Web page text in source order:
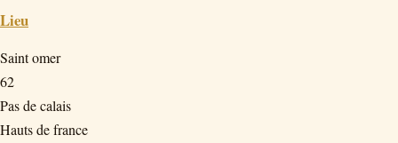
Lieu
Saint omer
62
Pas de calais
Hauts de france